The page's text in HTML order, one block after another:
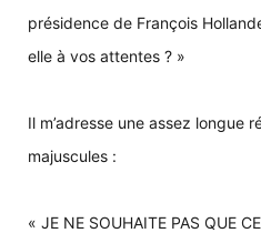
présidence de François
elle à vos attentes ? »
Il m’adresse une assez longue
majuscules :
« JE NE SOUHAITE PAS QUE